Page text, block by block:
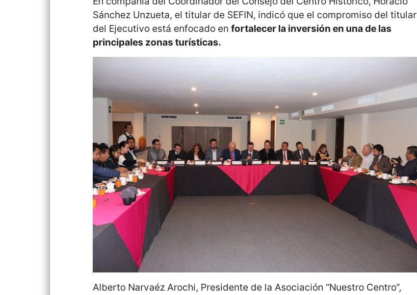
Sánchez Unzueta, el titular de SEFIN, indicó que el compromiso del titular
del Ejecutivo está enfocado enfortalecer la inversión en una de las
principales zonas turísticas.
Alberto Narvaéz Arochi, Presidente de la Asociación “Nuestro Centro”,